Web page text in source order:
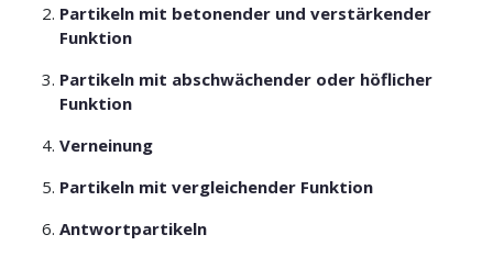
Partikeln mit betonender und verstärkender
Funktion
Partikeln mit abschwächender oder höflicher
Funktion
Verneinung
Partikeln mit vergleichender Funktion
Antwortpartikeln